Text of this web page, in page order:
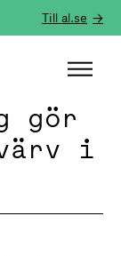
Till al.se
gör
i